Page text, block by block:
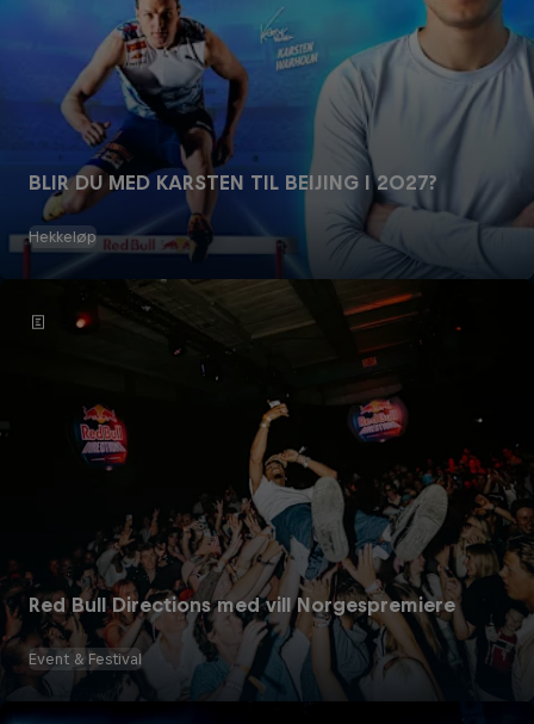
BLIR DU MED KARSTEN TIL BEIJING I 2027?
Hekkeløp
Red Bull Directions med vill Norgespremiere
Event & Festival